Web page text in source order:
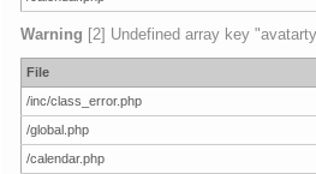
Warning [2] Undefined array key
File
/inc/class_error.php
/global.php
/calendar.php